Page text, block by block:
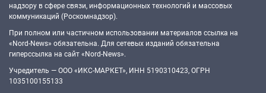
надзору в сфере связи, информационных технологий и массовых
коммуникаций (Роскомнадзор).
При полном или частичном использовании материалов ссылка на
«Nord-News» обязательна. Для сетевых изданий обязательна
гиперссылка на сайт «Nord-News».
Учредитель — ООО «ИКС-МАРКЕТ», ИНН 5190310423, ОГРН
1035100155133